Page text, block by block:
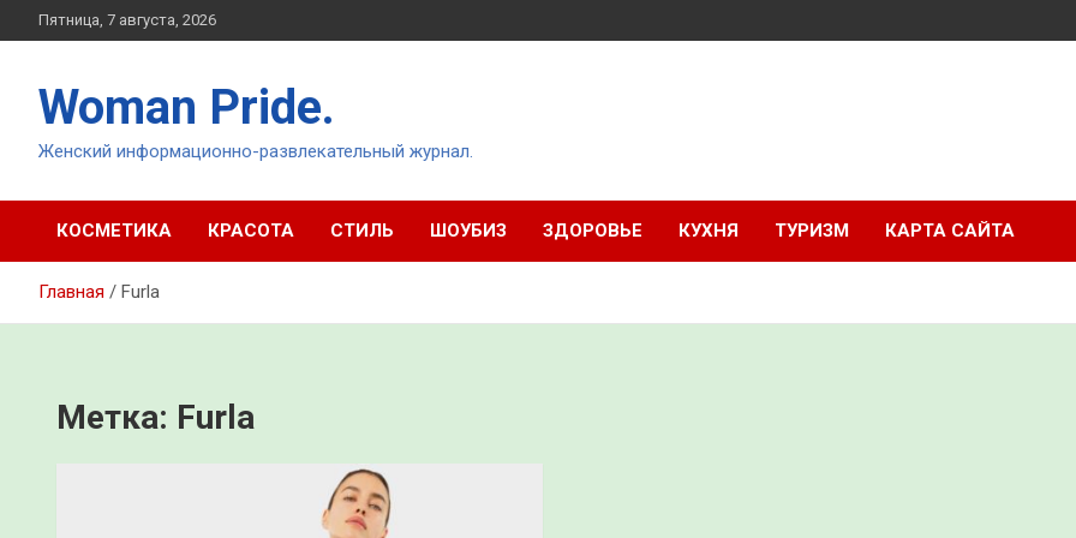
Перейти
к
Пятница, 7 августа, 2026
Woman Pride.
Женский информационно-развлекательный журнал.
КОСМЕТИКА КРАСОТА СТИЛЬ ШОУБИЗ ЗДОРОВЬЕ КУХНЯ ТУРИЗМ КАРТА САЙТА
Главная Furla
Метка: Furla